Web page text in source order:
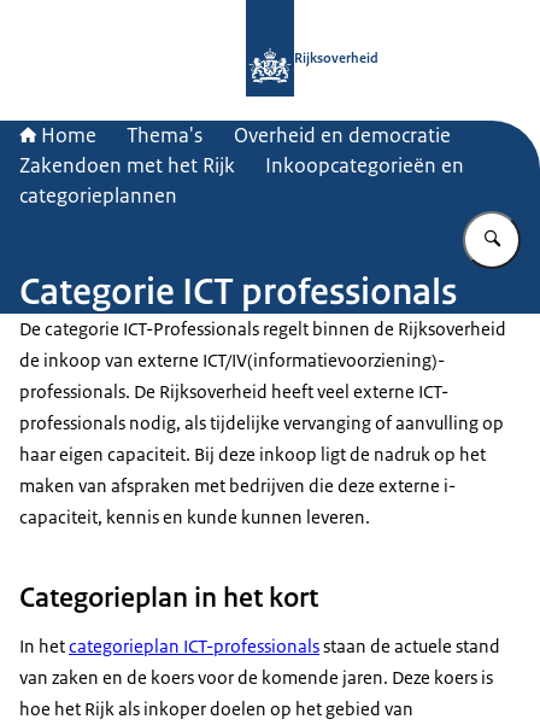
Rijksoverheid
Home Thema's
Overheid en democratie
Zakendoen met het Rijk
Inkoopcategorieën en
categorieplannen
Categorie ICT professionals
De categorie ICT-Professionals regelt binnen de Rijksoverheid
de inkoop van externe ICT/IV(informatievoorziening)-
professionals. De Rijksoverheid heeft veel externe ICT-
professionals nodig, als tijdelijke vervanging of aanvulling op
haar eigen capaciteit. Bij deze inkoop ligt de nadruk op het
maken van afspraken met bedrijven die deze externe i-
capaciteit, kennis en kunde kunnen leveren.
Categorieplan in het kort
In hetcategorieplan ICT-professionalsstaan de actuele stand
van zaken en de koers voor de komende jaren. Deze koers is
hoe het Rijk als inkoper doelen op het gebied van